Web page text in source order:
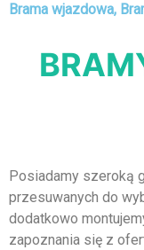
Brama wjazdowa,
Posiadamy szeroką
przesuwanych do
dodatkowo
zapoznania się z